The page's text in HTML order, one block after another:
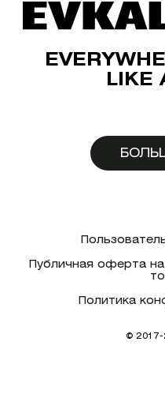
LIKE
Публичная оферта
Политика
© 2017-